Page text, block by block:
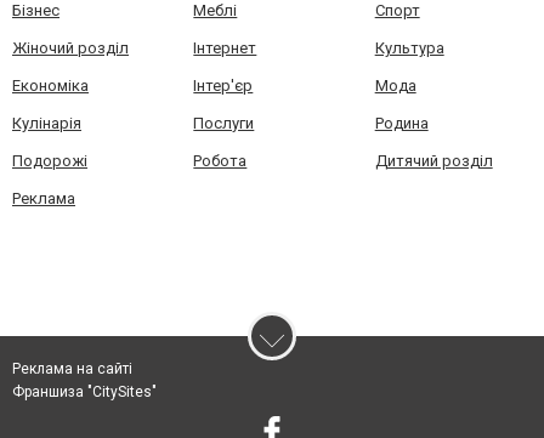
Бізнес Меблі Спорт
Жіночий розділ Інтернет Культура
Економіка Інтер'єр Мода
Кулінарія Послуги Родина
Подорожі Робота Дитячий розділ
Реклама
Реклама на сайті
Франшиза "CitySites"